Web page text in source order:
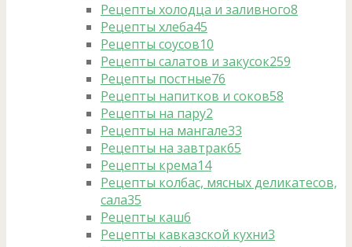
Рецепты холодца и заливного8
Рецепты хлеба45
Рецепты соусов10
Рецепты салатов и закусок259
Рецепты постные76
Рецепты напитков и соков58
Рецепты на пару2
Рецепты на мангале33
Рецепты на завтрак65
Рецепты крема14
Рецепты колбас, мясных деликатесов,
сала35
Рецепты каш6
Рецепты кавказской кухни3